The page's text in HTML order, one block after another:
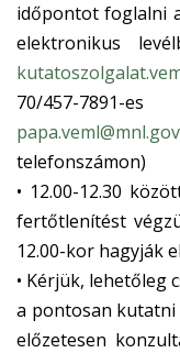
időpontot foglalni
elektronikus
70/457-7891-
telefonszámon)
• 12.00-12.30
fertőtlenítést
12.00-kor hagyják
• Kérjük, lehetőleg
a pontosan kutatni
előzetesen